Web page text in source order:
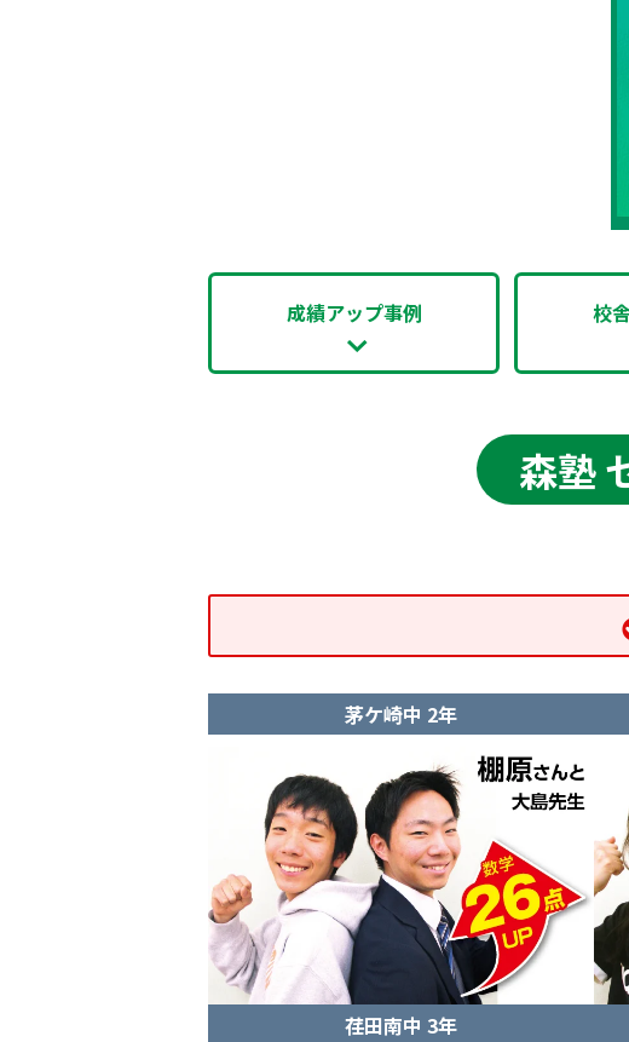
成績アップ事例 校
森塾
茅ケ崎中 2年
荏田南中 3年